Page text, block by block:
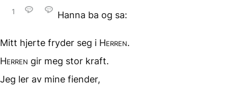
1 Hanna ba og sa:
Mitt hjerte fryder seg i Herren.
Herren gir meg stor kraft.
Jeg ler av mine fiender,